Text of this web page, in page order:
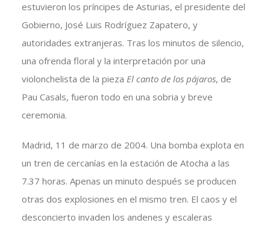
estuvieron los príncipes de Asturias, el presidente del
Gobierno, José Luis Rodríguez Zapatero, y
autoridades extranjeras. Tras los minutos de silencio,
una ofrenda floral y la interpretación por una
violonchelista de la pieza El canto de los pájaros, de
Pau Casals, fueron todo en una sobria y breve
ceremonia.
Madrid, 11 de marzo de 2004. Una bomba explota en
un tren de cercanías en la estación de Atocha a las
7.37 horas. Apenas un minuto después se producen
otras dos explosiones en el mismo tren. El caos y el
desconcierto invaden los andenes y escaleras